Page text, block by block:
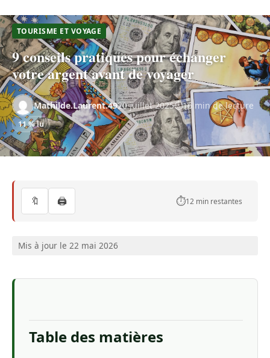
TOURISME ET VOYAGE
9 conseils pratiques pour échanger
votre argent avant de voyager
Mathilde.Laurent.4920 juillet 2025 16 min de lecture
11 % lu
🔖 🖨️ ⏱️12 min restantes
Mis à jour le 22 mai 2026
Table des matières